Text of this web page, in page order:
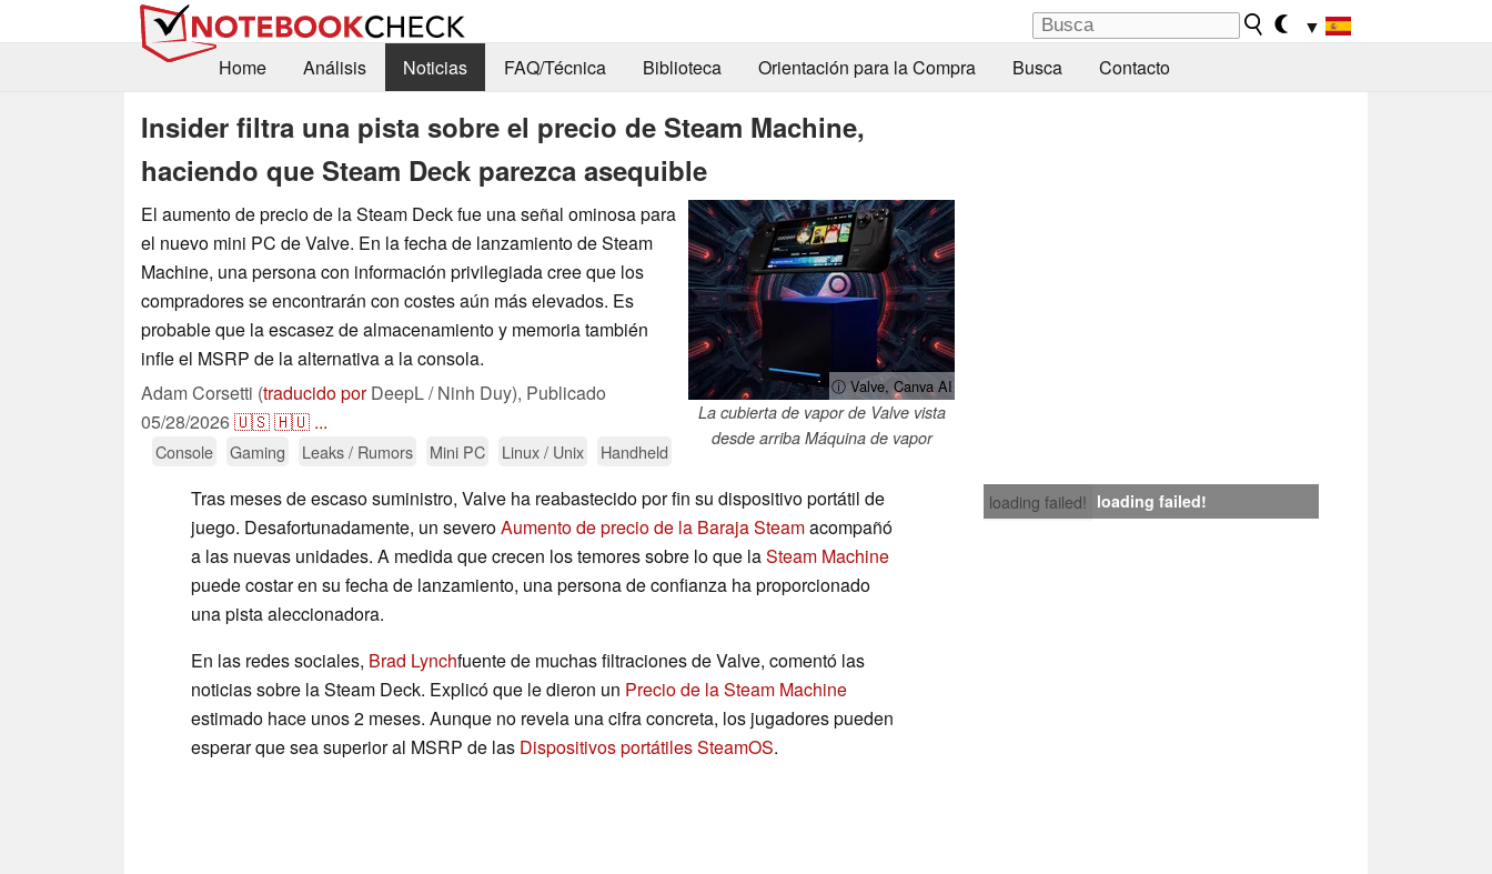
▼
Home
Análisis Noticias FAQ/Técnica Biblioteca Orientación para la Compra Busca Contacto
Insider filtra una pista sobre el precio de Steam Machine,
haciendo que Steam Deck parezca asequible
ⓘ Valve, Canva AI
La cubierta de vapor de Valve vista
desde arriba Máquina de vapor
El aumento de precio de la Steam Deck fue una señal ominosa para
el nuevo mini PC de Valve. En la fecha de lanzamiento de Steam
Machine, una persona con información privilegiada cree que los
compradores se encontrarán con costes aún más elevados. Es
probable que la escasez de almacenamiento y memoria también
infle el MSRP de la alternativa a la consola.
Adam Corsetti (traducido porDeepL / Ninh Duy), Publicado
05/28/2026🇺🇸🇭🇺 ...
Console Gaming Leaks / Rumors Mini PC Linux / Unix Handheld
loading failed! loading failed!
Tras meses de escaso suministro, Valve ha reabastecido por fin su dispositivo portátil de
juego. Desafortunadamente, un severoAumento de precio de la Baraja Steamacompañó
a las nuevas unidades. A medida que crecen los temores sobre lo que laSteam Machine
puede costar en su fecha de lanzamiento, una persona de confianza ha proporcionado
una pista aleccionadora.
En las redes sociales, Brad Lynchfuente de muchas filtraciones de Valve, comentó las
noticias sobre la Steam Deck. Explicó que le dieron un Precio de la Steam Machine
estimado hace unos 2 meses. Aunque no revela una cifra concreta, los jugadores pueden
esperar que sea superior al MSRP de las Dispositivos portátiles SteamOS.